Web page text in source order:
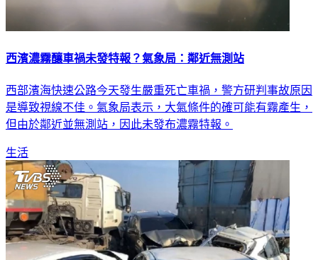
西濱濃霧釀車禍未發特報？氣象局：鄰近無測站
西部濱海快速公路今天發生嚴重死亡車禍，警方研判事故原因
是導致視線不佳。氣象局表示，大氣條件的確可能有霧產生，
但由於鄰近並無測站，因此未發布濃霧特報。
生活